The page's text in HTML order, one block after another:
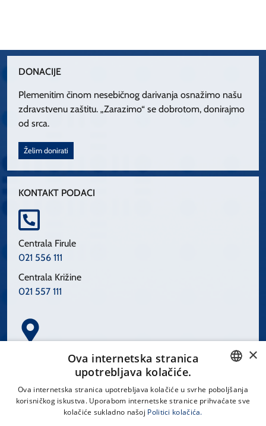
DONACIJE
Plemenitim činom nesebičnog darivanja osnažimo našu
zdravstvenu zaštitu. „Zarazimo“ se dobrotom, donirajmo
od srca.
Želim donirati
KONTAKT PODACI
Centrala Firule
021 556 111
Centrala Križine
021 557 111
Spinčićeva 1, 21000 Split
CROATIAN
×
Ova internetska stranica
upotrebljava kolačiće.
Ova internetska stranica upotrebljava kolačiće u svrhe poboljšanja
korisničkog iskustva. Uporabom internetske stranice prihvaćate sve
kolačiće sukladno našoj Politici kolačića.